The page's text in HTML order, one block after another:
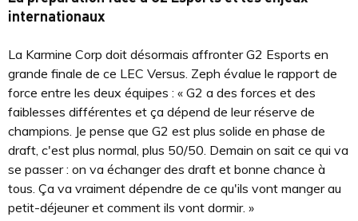
internationaux
La Karmine Corp doit désormais affronter G2 Esports en
grande finale de ce LEC Versus. Zeph évalue le rapport de
force entre les deux équipes : « G2 a des forces et des
faiblesses différentes et ça dépend de leur réserve de
champions. Je pense que G2 est plus solide en phase de
draft, c'est plus normal, plus 50/50. Demain on sait ce qui va
se passer : on va échanger des draft et bonne chance à
tous. Ça va vraiment dépendre de ce qu'ils vont manger au
petit-déjeuner et comment ils vont dormir. »